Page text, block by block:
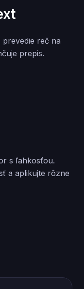
reč na
prepis.
s ľahkosťou.
a aplikujte rôzne